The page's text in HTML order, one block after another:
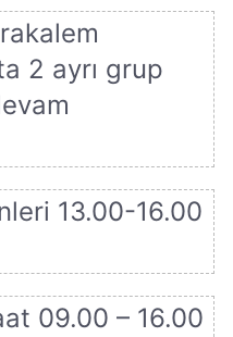
2 ayrı grup
13.00-16.00
09.00 – 16.00